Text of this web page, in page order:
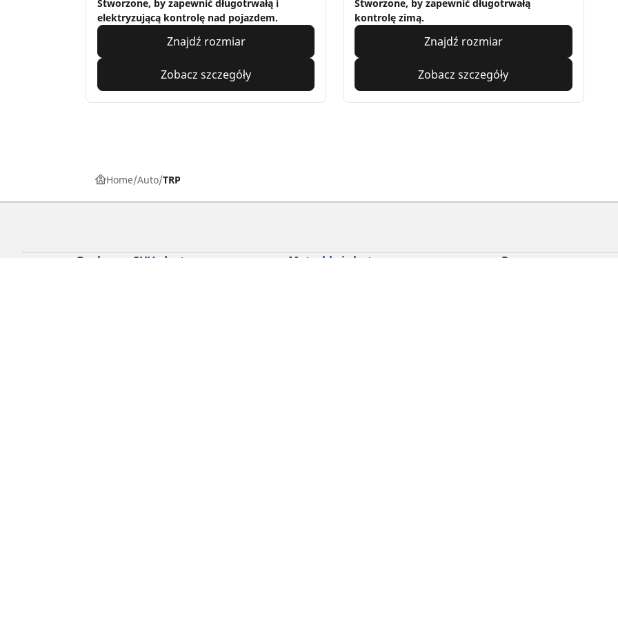
Stworzone, by zapewnić długotrwałą i
elektryzującą kontrolę nad pojazdem.
Znajdź rozmiar
Zobacz szczegóły
Stworzone, by zapewnić długotrwałą
kontrolę zimą.
Znajdź rozmiar
Zobacz szczegóły
Home Auto TRP
Osobowe, SUV, dostawcze Motyckle i skutery Rowery